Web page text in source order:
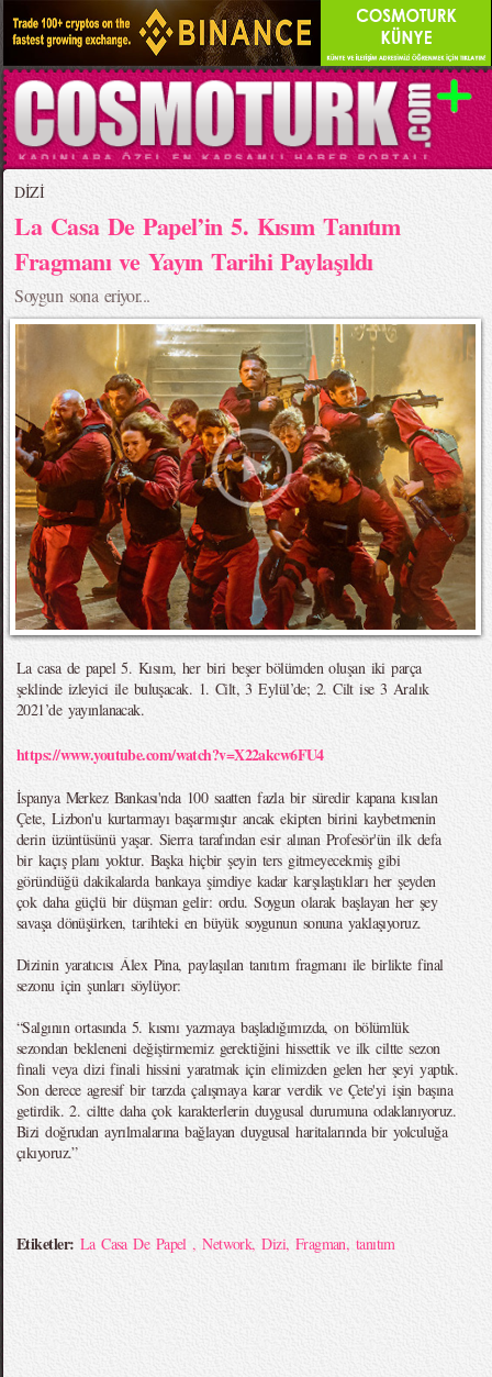
DİZİ
La Casa De Papel’in 5. Kısım Tanıtım
Fragmanı ve Yayın Tarihi Paylaşıldı
Soygun sona eriyor...
La casa de papel 5. Kısım, her biri beşer bölümden oluşan iki parça
şeklinde izleyici ile buluşacak. 1. Cilt, 3 Eylül’de; 2. Cilt ise 3 Aralık
2021’de yayınlanacak.
https://www.youtube.com/watch?v=X22akcw6FU4
İspanya Merkez Bankası'nda 100 saatten fazla bir süredir kapana kısılan
Çete, Lizbon'u kurtarmayı başarmıştır ancak ekipten birini kaybetmenin
derin üzüntüsünü yaşar. Sierra tarafından esir alınan Profesör'ün ilk defa
bir kaçış planı yoktur. Başka hiçbir şeyin ters gitmeyecekmiş gibi
göründüğü dakikalarda bankaya şimdiye kadar karşılaştıkları her şeyden
çok daha güçlü bir düşman gelir: ordu. Soygun olarak başlayan her şey
savaşa dönüşürken, tarihteki en büyük soygunun sonuna yaklaşıyoruz.
Dizinin yaratıcısı Álex Pina, paylaşılan tanıtım fragmanı ile birlikte final
sezonu için şunları söylüyor:
“Salgının ortasında 5. kısmı yazmaya başladığımızda, on bölümlük
sezondan bekleneni değiştirmemiz gerektiğini hissettik ve ilk ciltte sezon
finali veya dizi finali hissini yaratmak için elimizden gelen her şeyi yaptık.
Son derece agresif bir tarzda çalışmaya karar verdik ve Çete'yi işin başına
getirdik. 2. ciltte daha çok karakterlerin duygusal durumuna odaklanıyoruz.
Bizi doğrudan ayrılmalarına bağlayan duygusal haritalarında bir yolculuğa
çıkıyoruz.”
Etiketler: La Casa De Papel,Network,Dizi, Fragman, tanıtım